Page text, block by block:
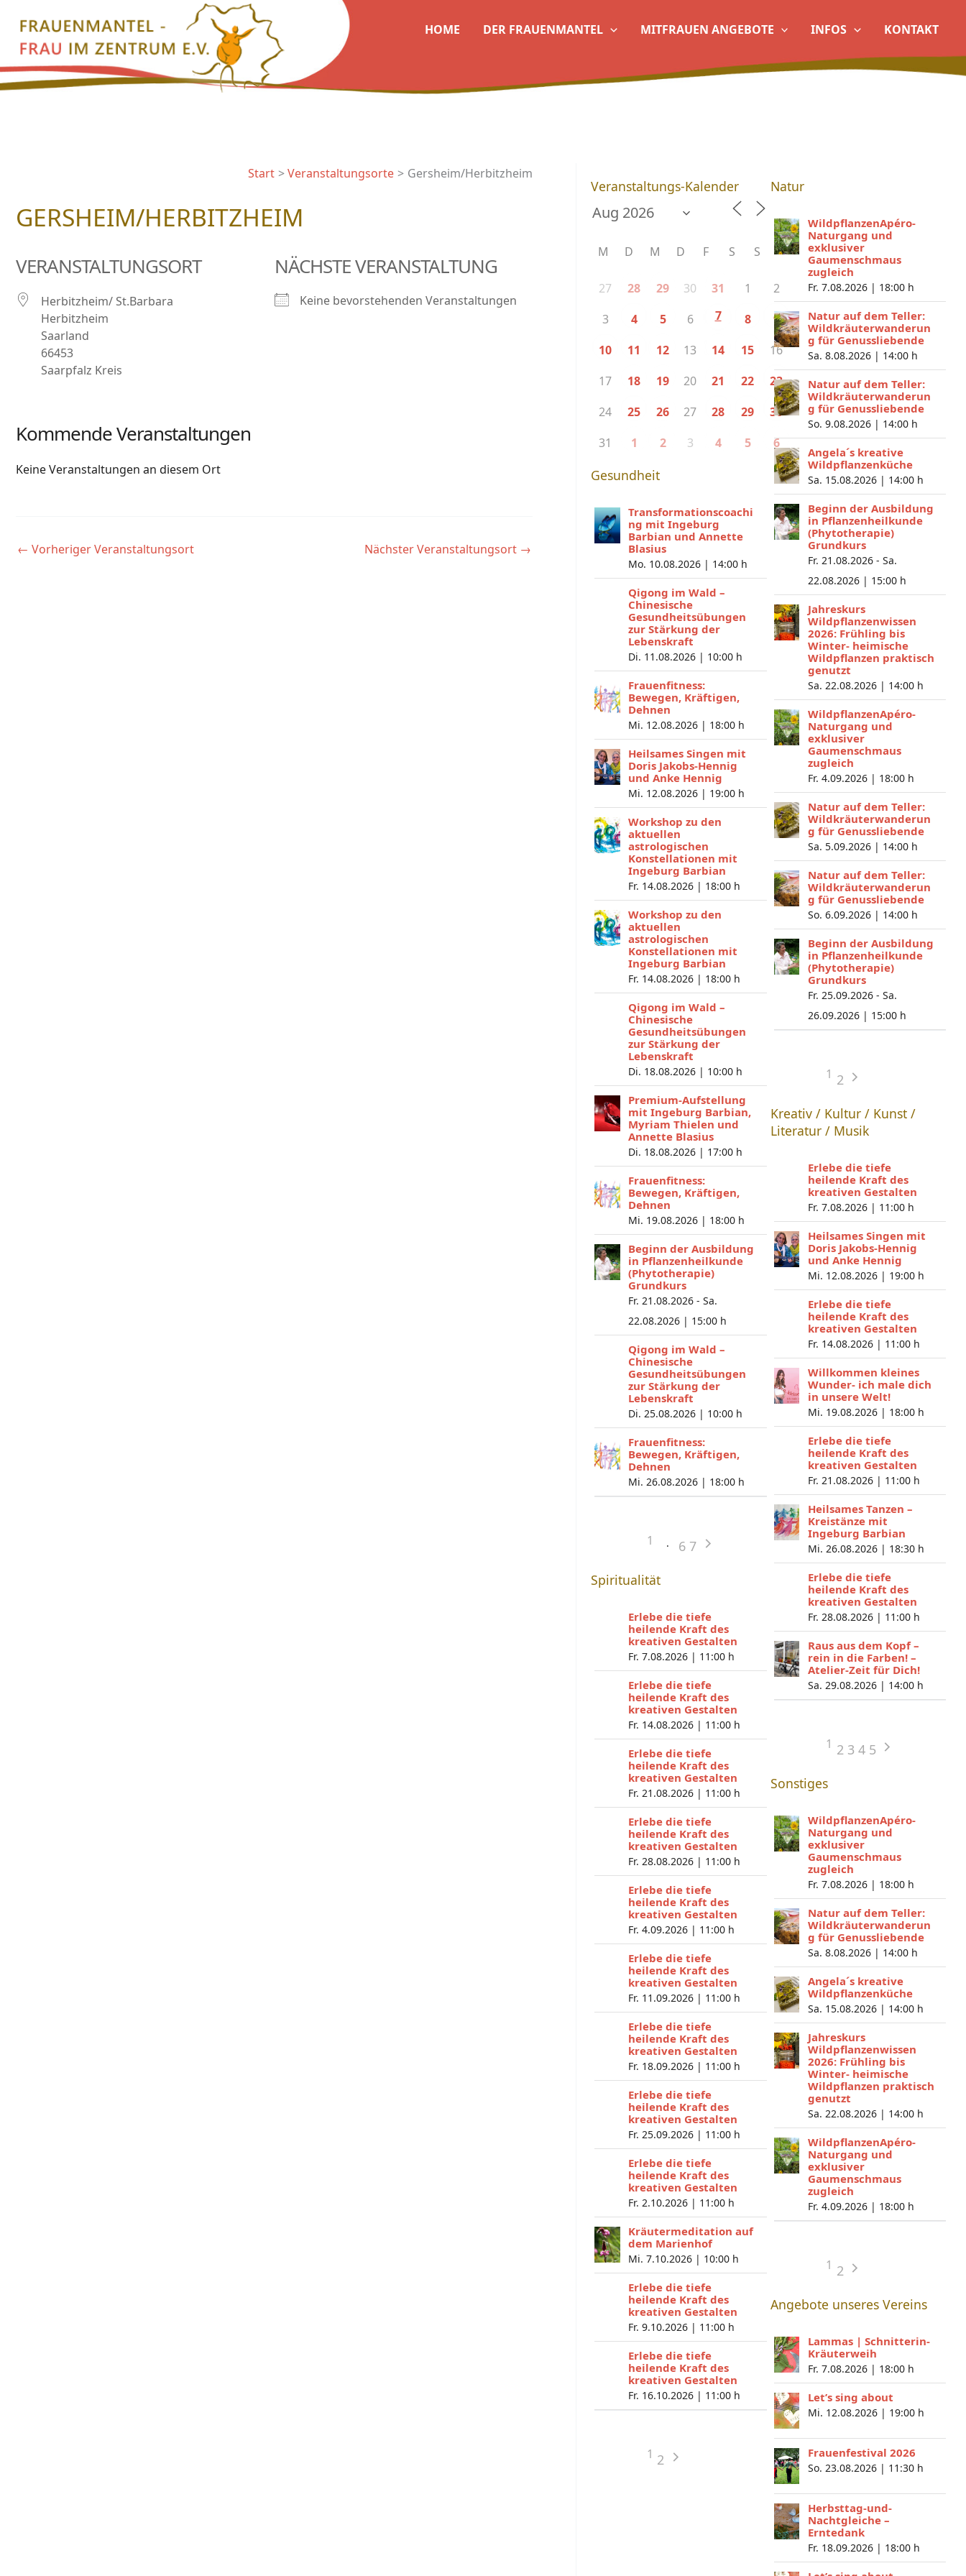
Inhalt
springen
HOME DER FRAUENMANTEL MITFRAUEN ANGEBOTE INFOS KONTAKT
Start Veranstaltungsorte Gersheim/Herbitzheim
GERSHEIM/HERBITZHEIM
VERANSTALTUNGSORT
Herbitzheim/ St.Barbara
Herbitzheim
Saarland
66453
Saarpfalz Kreis
NÄCHSTE VERANSTALTUNG
Keine bevorstehenden Veranstaltungen
Kommende Veranstaltungen
Keine Veranstaltungen an diesem Ort
← Vorheriger Veranstaltungsort Nächster Veranstaltungsort →
Veranstaltungs-Kalender
M D M D F S S
27 28 29 30 31 1
2
3
4 5 6 7 8
9
10
11 12 13 14 15
16
17
18 19 20 21 22
23
24
25 26 27 28 29
30
31
1 2 3 4 5 6
Gesundheit
Transformationscoachi
ng mit Ingeburg
Barbian und Annette
Blasius
Mo. 10.08.2026 | 14:00 h
Qigong im Wald –
Chinesische
Gesundheitsübungen
zur Stärkung der
Lebenskraft
Di. 11.08.2026 | 10:00 h
Frauenfitness:
Bewegen, Kräftigen,
Dehnen
Mi. 12.08.2026 | 18:00 h
Heilsames Singen mit
Doris Jakobs-Hennig
und Anke Hennig
Mi. 12.08.2026 | 19:00 h
Workshop zu den
aktuellen
astrologischen
Konstellationen mit
Ingeburg Barbian
Fr. 14.08.2026 | 18:00 h
Workshop zu den
aktuellen
astrologischen
Konstellationen mit
Ingeburg Barbian
Fr. 14.08.2026 | 18:00 h
Qigong im Wald –
Chinesische
Gesundheitsübungen
zur Stärkung der
Lebenskraft
Di. 18.08.2026 | 10:00 h
Premium-Aufstellung
mit Ingeburg Barbian,
Myriam Thielen und
Annette Blasius
Di. 18.08.2026 | 17:00 h
Frauenfitness:
Bewegen, Kräftigen,
Dehnen
Mi. 19.08.2026 | 18:00 h
Beginn der Ausbildung
in Pflanzenheilkunde
(Phytotherapie)
Grundkurs
Fr. 21.08.2026 - Sa.
22.08.2026 | 15:00 h
Qigong im Wald –
Chinesische
Gesundheitsübungen
zur Stärkung der
Lebenskraft
Di. 25.08.2026 | 10:00 h
Frauenfitness:
Bewegen, Kräftigen,
Dehnen
Mi. 26.08.2026 | 18:00 h
1 6 7
Spiritualität
Erlebe die tiefe
heilende Kraft des
kreativen Gestalten
Fr. 7.08.2026 | 11:00 h
Erlebe die tiefe
heilende Kraft des
kreativen Gestalten
Fr. 14.08.2026 | 11:00 h
Erlebe die tiefe
heilende Kraft des
kreativen Gestalten
Fr. 21.08.2026 | 11:00 h
Erlebe die tiefe
heilende Kraft des
kreativen Gestalten
Fr. 28.08.2026 | 11:00 h
Erlebe die tiefe
heilende Kraft des
kreativen Gestalten
Fr. 4.09.2026 | 11:00 h
Erlebe die tiefe
heilende Kraft des
kreativen Gestalten
Fr. 11.09.2026 | 11:00 h
Erlebe die tiefe
heilende Kraft des
kreativen Gestalten
Fr. 18.09.2026 | 11:00 h
Erlebe die tiefe
heilende Kraft des
kreativen Gestalten
Fr. 25.09.2026 | 11:00 h
Erlebe die tiefe
heilende Kraft des
kreativen Gestalten
Fr. 2.10.2026 | 11:00 h
Kräutermeditation auf
dem Marienhof
Mi. 7.10.2026 | 10:00 h
Erlebe die tiefe
heilende Kraft des
kreativen Gestalten
Fr. 9.10.2026 | 11:00 h
Erlebe die tiefe
heilende Kraft des
kreativen Gestalten
Fr. 16.10.2026 | 11:00 h
1 2
Natur
WildpflanzenApéro-
Naturgang und
exklusiver
Gaumenschmaus
zugleich
Fr. 7.08.2026 | 18:00 h
Natur auf dem Teller:
Wildkräuterwanderun
g für Genussliebende
Sa. 8.08.2026 | 14:00 h
Natur auf dem Teller:
Wildkräuterwanderun
g für Genussliebende
So. 9.08.2026 | 14:00 h
Angela´s kreative
Wildpflanzenküche
Sa. 15.08.2026 | 14:00 h
Beginn der Ausbildung
in Pflanzenheilkunde
(Phytotherapie)
Grundkurs
Fr. 21.08.2026 - Sa.
22.08.2026 | 15:00 h
Jahreskurs
Wildpflanzenwissen
2026: Frühling bis
Winter- heimische
Wildpflanzen praktisch
genutzt
Sa. 22.08.2026 | 14:00 h
WildpflanzenApéro-
Naturgang und
exklusiver
Gaumenschmaus
zugleich
Fr. 4.09.2026 | 18:00 h
Natur auf dem Teller:
Wildkräuterwanderun
g für Genussliebende
Sa. 5.09.2026 | 14:00 h
Natur auf dem Teller:
Wildkräuterwanderun
g für Genussliebende
So. 6.09.2026 | 14:00 h
Beginn der Ausbildung
in Pflanzenheilkunde
(Phytotherapie)
Grundkurs
Fr. 25.09.2026 - Sa.
26.09.2026 | 15:00 h
1 2
Kreativ / Kultur / Kunst /
Literatur / Musik
Erlebe die tiefe
heilende Kraft des
kreativen Gestalten
Fr. 7.08.2026 | 11:00 h
Heilsames Singen mit
Doris Jakobs-Hennig
und Anke Hennig
Mi. 12.08.2026 | 19:00 h
Erlebe die tiefe
heilende Kraft des
kreativen Gestalten
Fr. 14.08.2026 | 11:00 h
Willkommen kleines
Wunder- ich male dich
in unsere Welt!
Mi. 19.08.2026 | 18:00 h
Erlebe die tiefe
heilende Kraft des
kreativen Gestalten
Fr. 21.08.2026 | 11:00 h
Heilsames Tanzen –
Kreistänze mit
Ingeburg Barbian
Mi. 26.08.2026 | 18:30 h
Erlebe die tiefe
heilende Kraft des
kreativen Gestalten
Fr. 28.08.2026 | 11:00 h
Raus aus dem Kopf –
rein in die Farben! –
Atelier-Zeit für Dich!
Sa. 29.08.2026 | 14:00 h
1 2 3 4 5
Sonstiges
WildpflanzenApéro-
Naturgang und
exklusiver
Gaumenschmaus
zugleich
Fr. 7.08.2026 | 18:00 h
Natur auf dem Teller:
Wildkräuterwanderun
g für Genussliebende
Sa. 8.08.2026 | 14:00 h
Angela´s kreative
Wildpflanzenküche
Sa. 15.08.2026 | 14:00 h
Jahreskurs
Wildpflanzenwissen
2026: Frühling bis
Winter- heimische
Wildpflanzen praktisch
genutzt
Sa. 22.08.2026 | 14:00 h
WildpflanzenApéro-
Naturgang und
exklusiver
Gaumenschmaus
zugleich
Fr. 4.09.2026 | 18:00 h
1 2
Angebote unseres Vereins
Lammas | Schnitterin-
Kräuterweih
Fr. 7.08.2026 | 18:00 h
Let’s sing about
Mi. 12.08.2026 | 19:00 h
Frauenfestival 2026
So. 23.08.2026 | 11:30 h
Herbsttag-und-
Nachtgleiche –
Erntedank
Fr. 18.09.2026 | 18:00 h